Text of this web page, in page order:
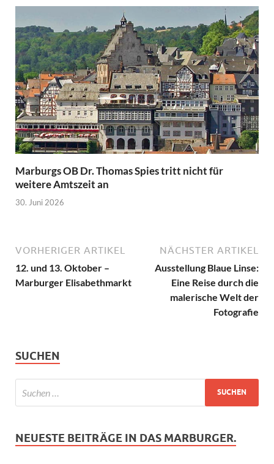
Marburgs OB Dr. Thomas Spies tritt nicht für
weitere Amtszeit an
30. Juni 2026
VORHERIGER ARTIKEL
12. und 13. Oktober –
Marburger Elisabethmarkt
NÄCHSTER ARTIKEL
Ausstellung Blaue Linse:
Eine Reise durch die
malerische Welt der
Fotografie
SUCHEN
NEUESTE BEITRÄGE IN DAS MARBURGER.